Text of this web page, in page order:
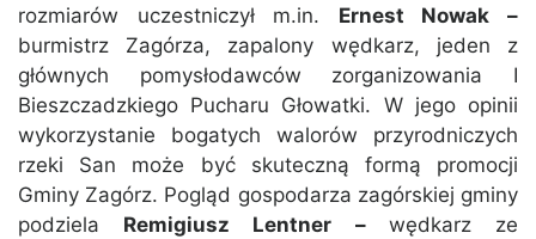
rozmiarów uczestniczył m.in. Ernest Nowak –
burmistrz Zagórza, zapalony wędkarz, jeden z
głównych pomysłodawców zorganizowania I
Bieszczadzkiego Pucharu Głowatki. W jego opinii
wykorzystanie bogatych walorów przyrodniczych
rzeki San może być skuteczną formą promocji
Gminy Zagórz. Pogląd gospodarza zagórskiej gminy
podziela Remigiusz Lentner – wędkarz ze